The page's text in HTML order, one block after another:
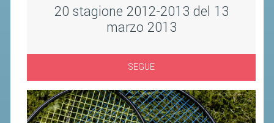
20 stagione 2012-2013 del 13
marzo 2013
SEGUE
ATLETI D'INTERESSE NAZIONALE
NUOVI GIOCHI DELLA GIOVENTÙ